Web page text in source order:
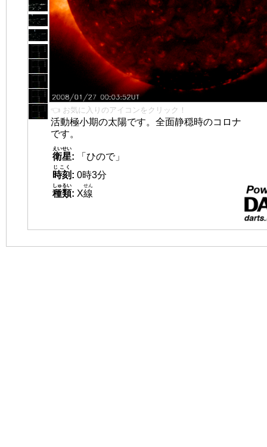
👈 お気に入りのアイコンをクリック！
活動極小期の太陽です。全面静穏時のコロナ
です。
衛星
えいせい
:
「ひので」
時刻
じこく
: 0時3分
種類
しゅるい
: X線
せん